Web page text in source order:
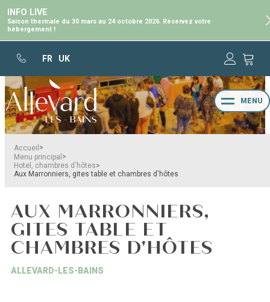
INFO LIVE
Saison thermale du 30 mars au 24 octobre 2026. Réservez votre
hébergement !
FR UK
MENU
Accueil >
Menu principal >
Hotel, chambres d'hôtes>
Aux Marronniers, gites table et chambres d'hôtes
AUX MARRONNIERS,
GITES TABLE ET
CHAMBRES D'HÔTES
ALLEVARD-LES-BAINS